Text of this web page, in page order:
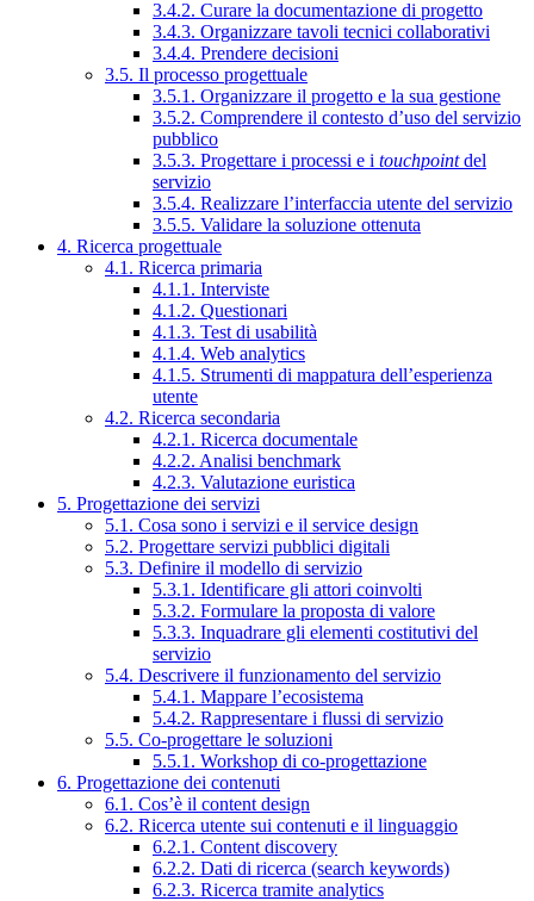
3.4.2. Curare la documentazione di progetto
3.4.3. Organizzare tavoli tecnici collaborativi
3.4.4. Prendere decisioni
3.5. Il processo progettuale
3.5.1. Organizzare il progetto e la sua gestione
3.5.2. Comprendere il contesto d’uso del servizio
pubblico
3.5.3. Progettare i processi e i touchpointdel
servizio
3.5.4. Realizzare l’interfaccia utente del servizio
3.5.5. Validare la soluzione ottenuta
4. Ricerca progettuale
4.1. Ricerca primaria
4.1.1. Interviste
4.1.2. Questionari
4.1.3. Test di usabilità
4.1.4. Web analytics
4.1.5. Strumenti di mappatura dell’esperienza
utente
4.2. Ricerca secondaria
4.2.1. Ricerca documentale
4.2.2. Analisi benchmark
4.2.3. Valutazione euristica
5. Progettazione dei servizi
5.1. Cosa sono i servizi e il service design
5.2. Progettare servizi pubblici digitali
5.3. Definire il modello di servizio
5.3.1. Identificare gli attori coinvolti
5.3.2. Formulare la proposta di valore
5.3.3. Inquadrare gli elementi costitutivi del
servizio
5.4. Descrivere il funzionamento del servizio
5.4.1. Mappare l’ecosistema
5.4.2. Rappresentare i flussi di servizio
5.5. Co-progettare le soluzioni
5.5.1. Workshop di co-progettazione
6. Progettazione dei contenuti
6.1. Cos’è il content design
6.2. Ricerca utente sui contenuti e il linguaggio
6.2.1. Content discovery
6.2.2. Dati di ricerca (search keywords)
6.2.3. Ricerca tramite analytics